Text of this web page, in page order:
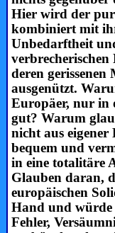
Hier wird der
kombiniert mit
Unbedarftheit
deren gerissenen
ausgenützt.
Europäer, nur in
gut? Warum
nicht aus eigener
bequem und
in eine totalitäre
Glauben daran,
europäischen
Hand und würde
Fehler,